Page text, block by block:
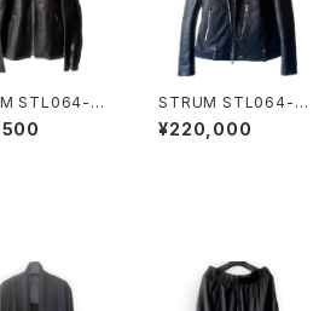
STL064-02
Single Riders
STRUM STL064-05
BLACK
¥220,000